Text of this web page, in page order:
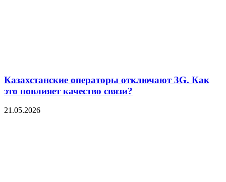
Казахстанские операторы отключают 3G. Как
это повлияет качество связи?
21.05.2026